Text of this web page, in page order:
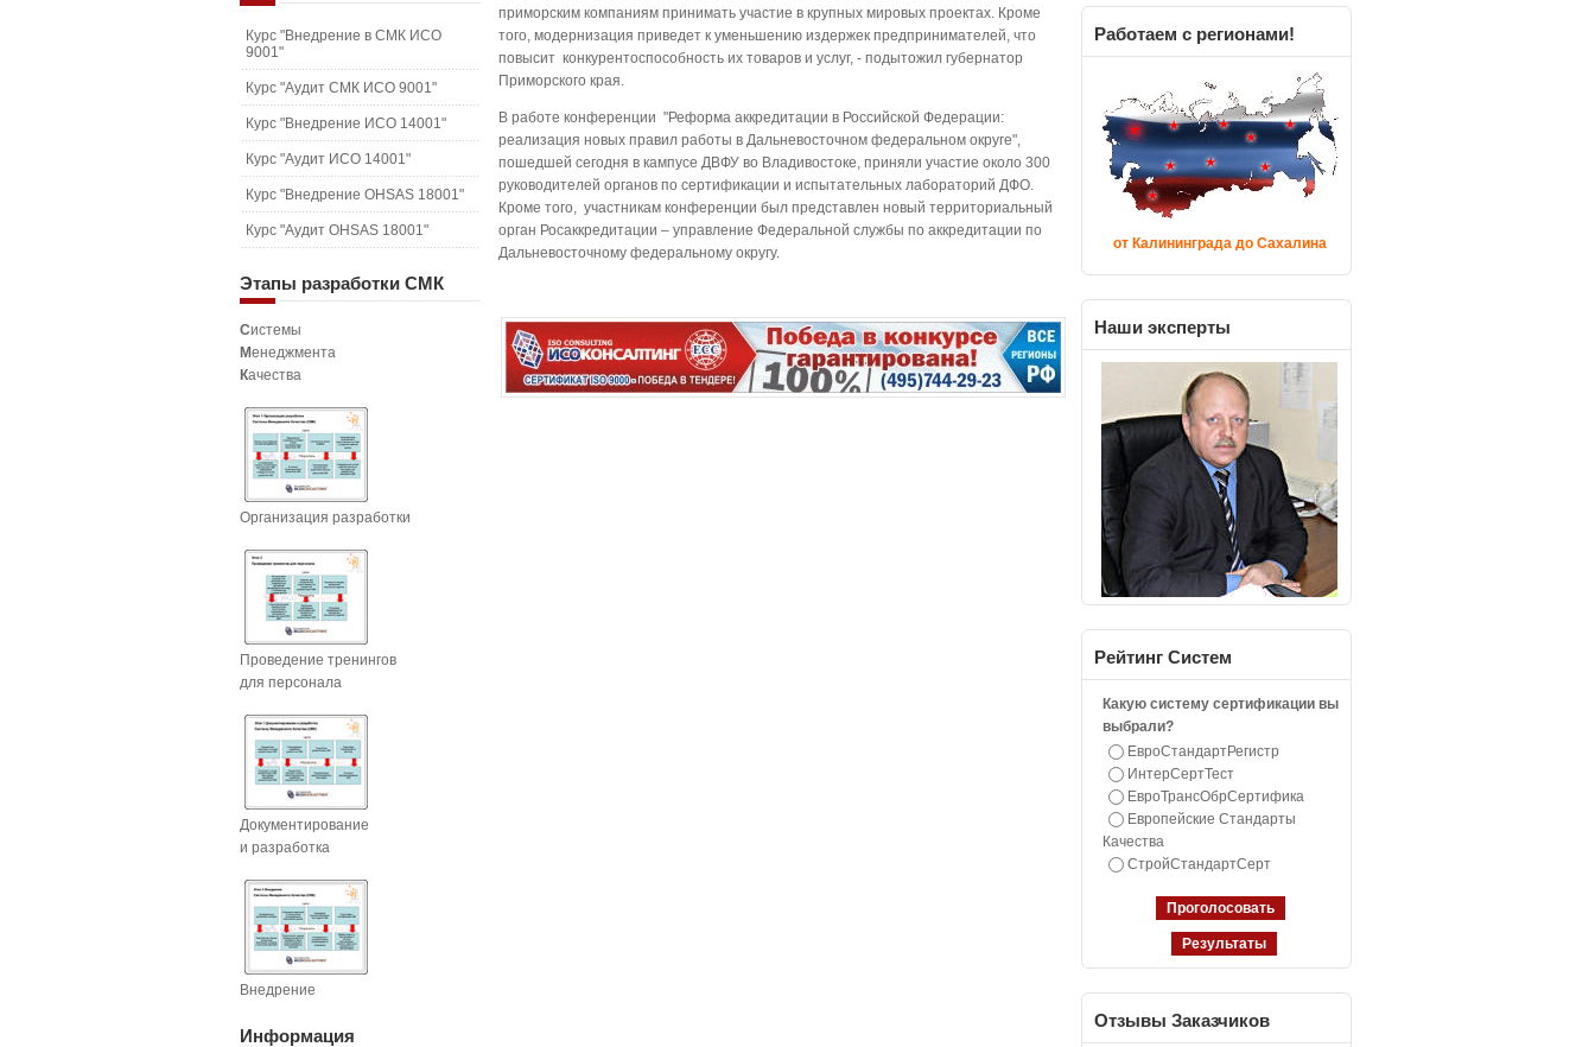
приморским компаниям принимать участие в крупных мировых проектах. Кроме
того, модернизация приведет к уменьшению издержек предпринимателей, что
повысит конкурентоспособность их товаров и услуг, - подытожил губернатор
Приморского края.
В работе конференции "Реформа аккредитации в Российской Федерации:
реализация новых правил работы в Дальневосточном федеральном округе",
пошедшей сегодня в кампусе ДВФУ во Владивостоке, приняли участие около 300
руководителей органов по сертификации и испытательных лабораторий ДФО.
Кроме того, участникам конференции был представлен новый территориальный
орган Росаккредитации – управление Федеральной службы по аккредитации по
Дальневосточному федеральному округу.
Курс "Внедрение в СМК ИСО
9001"
Курс "Аудит СМК ИСО 9001"
Курс "Внедрение ИСО 14001"
Курс "Аудит ИСО 14001"
Курс "Внедрение OHSAS 18001"
Курс "Аудит OHSAS 18001"
Этапы разработки СМК
Системы
Менеджмента
Качества
Организация разработки
Проведение тренингов
для персонала
Документирование
и разработка
Внедрение
Информация
Работаем с регионами!
от Калининграда до Сахалина
Наши эксперты
Рейтинг Систем
Какую систему сертификации вы
выбрали?
ЕвроСтандартРегистр
ИнтерСертТест
ЕвроТрансОбрСертифика
Европейские Стандарты
Качества
СтройСтандартСерт
Отзывы Заказчиков